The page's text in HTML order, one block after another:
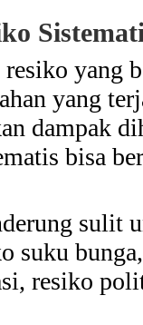
yang
yang
dampak
bisa
sulit
suku
resiko